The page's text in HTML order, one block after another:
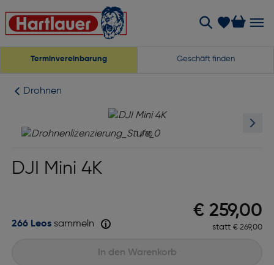
Terminvereinbarung Geschäft finden
Drohnen
1/10
DJI Mini 4K
Preis
€ 259,00
statt€ 269,00
266 Leossammeln
In den Warenkorb